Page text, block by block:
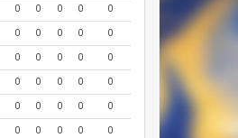
0 0 0 0
0
0 0 0 0
0
0 0 0 0
0
0 0 0 0
0
0 0 0 0
0
0 0 0 0
0